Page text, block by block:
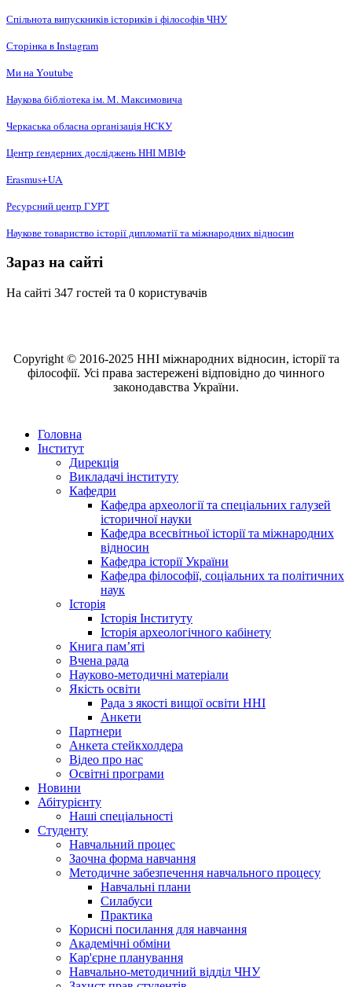
Спільнота випускників істориків і філософів ЧНУ
Сторінка в Instagram
Ми на Youtube
Наукова бібліотека ім. М. Максимовича
Черкаська обласна організація НCКУ
Центр ґендерних досліджень ННІ МВІФ
Erasmus+UA
Ресурсний центр ГУРТ
Наукове товариство історії дипломатії та міжнародних відносин
Зараз на сайті
На сайті 347 гостей та 0 користувачів
Copyright © 2016-2025 ННІ міжнародних відносин, історії та
філософії. Усі права застережені відповідно до чинного
законодавства України.
Головна
Інститут
Дирекція
Викладачі інституту
Кафедри
Кафедра археології та спеціальних галузей
історичної науки
Кафедра всесвітньої історії та міжнародних
відносин
Кафедра історії України
Кафедра філософії, соціальних та політичних
наук
Історія
Історія Інституту
Історія археологічного кабінету
Книга памʼяті
Вчена рада
Науково-методичні матеріали
Якість освіти
Рада з якості вищої освіти ННІ
Анкети
Партнери
Анкета стейкхолдера
Відео про нас
Освітні програми
Hовини
Абітурієнту
Наші спеціальності
Студенту
Навчальний процес
Заочна форма навчання
Методичне забезпечення навчального процесу
Навчальні плани
Силабуси
Практика
Корисні посилання для навчання
Академічні обміни
Кар'єрне планування
Навчально-методичний відділ ЧНУ